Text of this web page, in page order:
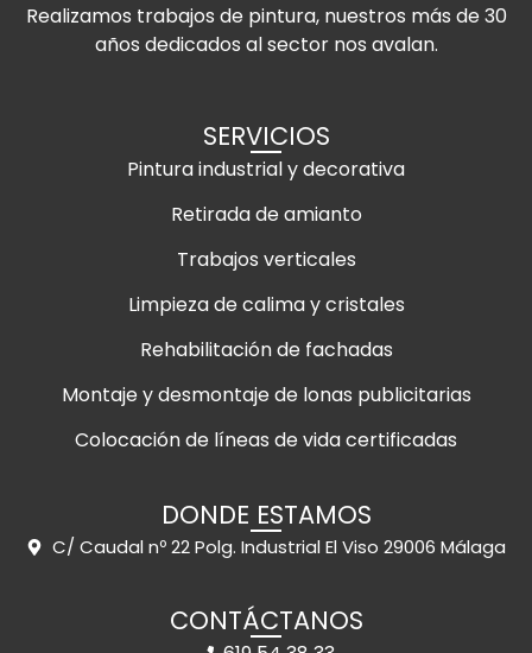
Realizamos trabajos de pintura, nuestros más de 30
años dedicados al sector nos avalan.
SERVICIOS
Pintura industrial y decorativa
Retirada de amianto
Trabajos verticales
Limpieza de calima y cristales
Rehabilitación de fachadas
Montaje y desmontaje de lonas publicitarias
Colocación de líneas de vida certificadas
DONDE ESTAMOS
C/ Caudal nº 22 Polg. Industrial El Viso 29006 Málaga
CONTÁCTANOS